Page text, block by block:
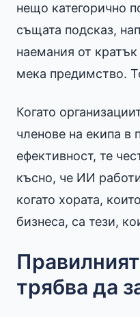
нещо категорично
същата подсказ,
наемания от
мека предимство.
Когато
членове на екипа в
ефективност, те
късно, че ИИ
когато хората,
бизнеса, са тези,
трябва да